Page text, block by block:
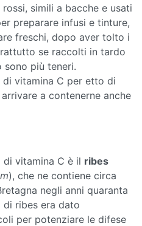
simili a bacche e usati
preparare infusi e tinture,
freschi, dopo aver tolto i
se raccolti in tardo
sono più teneri.
vitamina C per etto di
a contenerne anche
vitamina C è il ribes
), che ne contiene circa
negli anni quaranta
ribes era dato
per potenziare le difese